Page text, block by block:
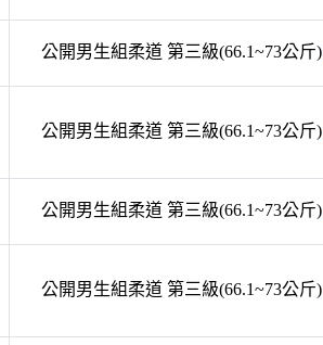
公開男生組柔道 第三級(66.1~73公斤)
公開男生組柔道 第三級(66.1~73公斤)
公開男生組柔道 第三級(66.1~73公斤)
公開男生組柔道 第三級(66.1~73公斤)